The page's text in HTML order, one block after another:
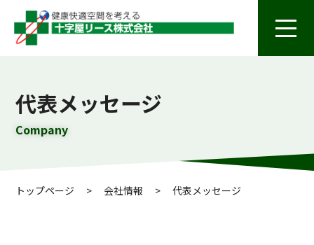
代表メッセージ
Company
トップページ > 会社情報 > 代表メッセージ